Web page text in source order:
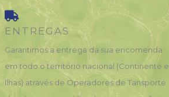
ENTREGAS
Garantimos a entrega da sua encomenda
em todo o território nacional (Continente e
Ilhas) através de Operadores de Tansporte